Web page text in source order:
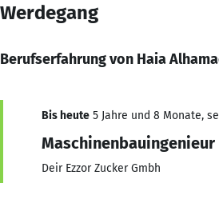
Werdegang
Berufserfahrung von Haia
Bis heute 5 Jahre und 8 Monate,
Maschinenbauingenieur
Deir Ezzor Zucker Gmbh